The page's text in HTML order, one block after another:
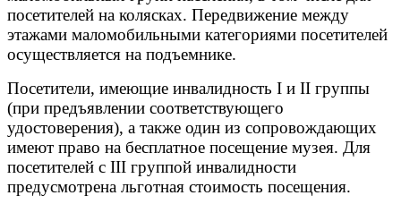
посетителей на колясках. Передвижение между
этажами маломобильными категориями посетителей
осуществляется на подъемнике.
Посетители, имеющие инвалидность I и II группы
(при предъявлении соответствующего
удостоверения), а также один из сопровождающих
имеют право на бесплатное посещение музея. Для
посетителей с III группой инвалидности
предусмотрена льготная стоимость посещения.